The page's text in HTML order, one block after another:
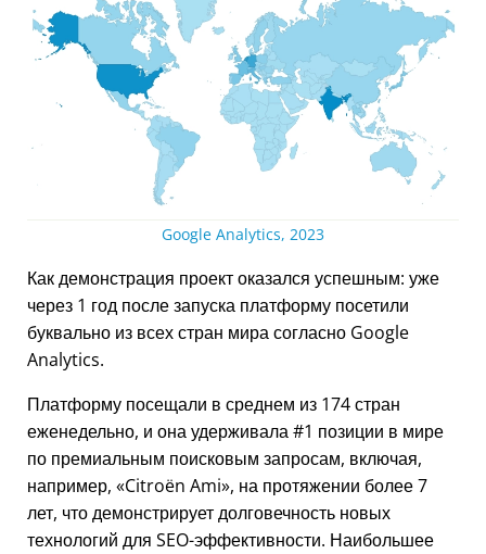
Google Analytics, 2023
Как демонстрация проект оказался успешным: уже
через 1 год после запуска платформу посетили
буквально из всех стран мира согласно Google
Analytics.
Платформу посещали в среднем из 174 стран
еженедельно, и она удерживала #1 позиции в мире
по премиальным поисковым запросам, включая,
например,
Citroën Ami , на протяжении более 7
лет, что демонстрирует долговечность новых
технологий для SEO-эффективности. Наибольшее